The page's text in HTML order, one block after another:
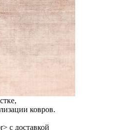
ковров.